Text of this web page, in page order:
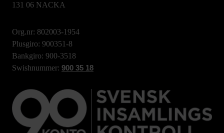
131 06 NACKA
Org.nr: 802003-1954
Plusgiro: 900351-8
Bankgiro: 900-3518
Swishnummer: 900 35 18